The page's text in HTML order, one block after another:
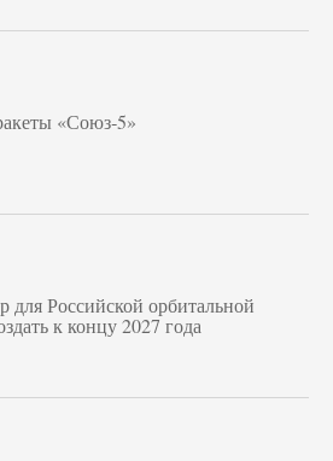
«Союз‑5»
для Российской орбитальной
к концу 2027 года